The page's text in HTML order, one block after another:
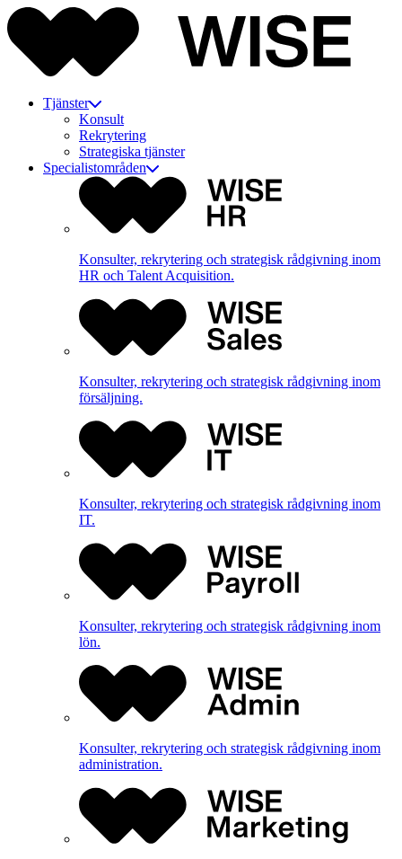
Tjänster
Konsult
Rekrytering
Strategiska tjänster
Specialistområden
Konsulter, rekrytering och strategisk rådgivning inom
HR och Talent Acquisition.
Konsulter, rekrytering och strategisk rådgivning inom
försäljning.
Konsulter, rekrytering och strategisk rådgivning inom
IT.
Konsulter, rekrytering och strategisk rådgivning inom
lön.
Konsulter, rekrytering och strategisk rådgivning inom
administration.